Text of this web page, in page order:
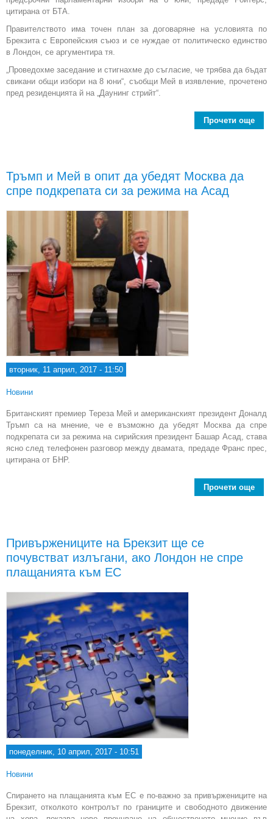
цитирана от БТА.
Правителството има точен план за договаряне на условията по
Брекзита с Европейския съюз и се нуждае от политическо единство
в Лондон, се аргументира тя.
„Проведохме заседание и стигнахме до съгласие, че трябва да бъдат
свикани общи избори на 8 юни“, съобщи Мей в изявление, прочетено
пред резиденцията й на „Даунинг стрийт“.
Прочети още
Тръмп и Мей в опит да убедят Москва да
спре подкрепата си за режима на Асад
вторник, 11 април, 2017 - 11:50
Новини
Британският премиер Тереза Мей и американският президент Доналд
Тръмп са на мнение, че е възможно да убедят Москва да спре
подкрепата си за режима на сирийския президент Башар Асад, става
ясно след телефонен разговор между двамата, предаде Франс прес,
цитирана от БНР.
Прочети още
Привържениците на Брекзит ще се
почувстват излъгани, ако Лондон не спре
плащанията към ЕС
понеделник, 10 април, 2017 - 10:51
Новини
Спирането на плащанията към ЕС е по-важно за привържениците на
Брекзит, отколкото контролът по границите и свободното движение